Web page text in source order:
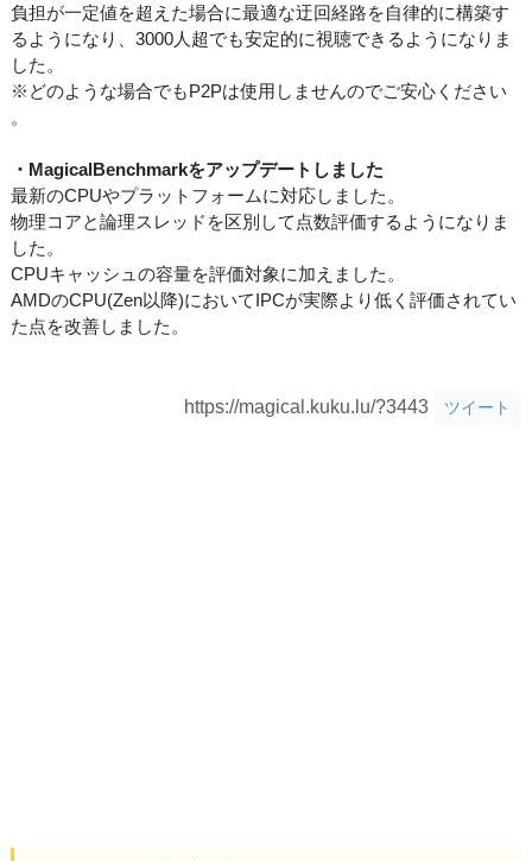
負担が一定値を超えた場合に最適な迂回経路を自律的に構築す
るようになり、3000人超でも安定的に視聴できるようになりま
した。
※どのような場合でもP2Pは使用しませんのでご安心ください
。
・MagicalBenchmarkをアップデートしました
最新のCPUやプラットフォームに対応しました。
物理コアと論理スレッドを区別して点数評価するようになりま
した。
CPUキャッシュの容量を評価対象に加えました。
AMDのCPU(Zen以降)においてIPCが実際より低く評価されてい
た点を改善しました。
https://magical.kuku.lu/?3443 ツイート